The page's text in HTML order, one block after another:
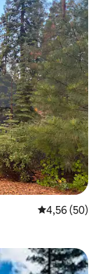
4,56 (50)